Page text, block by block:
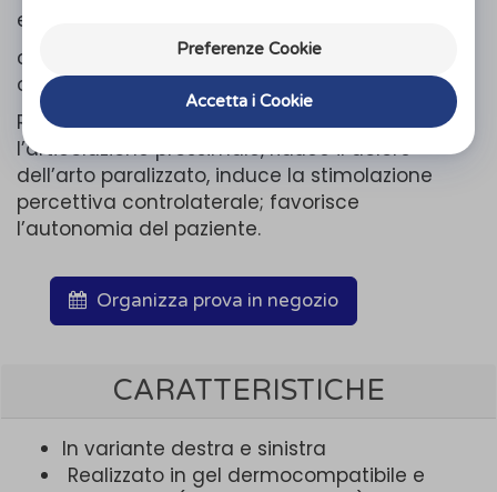
efficace
contenimento della sub-lussazione scapolo-
omerale.
Ripristina i rapporti articolari, stabilizza
l’articolazione prossimale, riduce il dolore
dell’arto paralizzato, induce la stimolazione
percettiva controlaterale; favorisce
l’autonomia del paziente.
Organizza prova in negozio
CARATTERISTICHE
In variante destra e sinistra
Realizzato in gel dermocompatibile e
Preferenze Cookie
Accetta i Cookie